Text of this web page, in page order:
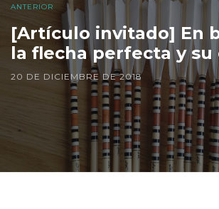
ANTERIOR
[Artículo invitado] En
la flecha perfecta y su
20 DE DICIEMBRE DE 2018